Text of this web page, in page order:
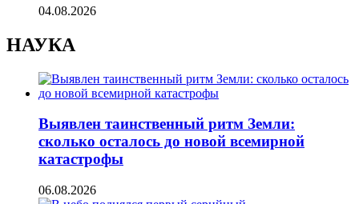
04.08.2026
НАУКА
Выявлен таинственный ритм Земли:
сколько осталось до новой всемирной
катастрофы
06.08.2026